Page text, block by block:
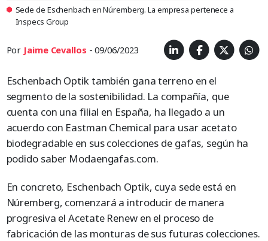
Sede de Eschenbach en Núremberg. La empresa pertenece a
Inspecs Group
Por Jaime Cevallos - 09/06/2023
Eschenbach Optik también gana terreno en el
segmento de la sostenibilidad. La compañía, que
cuenta con una filial en España, ha llegado a un
acuerdo con Eastman Chemical para usar acetato
biodegradable en sus colecciones de gafas, según ha
podido saber Modaengafas.com.
En concreto, Eschenbach Optik, cuya sede está en
Núremberg, comenzará a introducir de manera
progresiva el Acetate Renew en el proceso de
fabricación de las monturas de sus futuras colecciones.